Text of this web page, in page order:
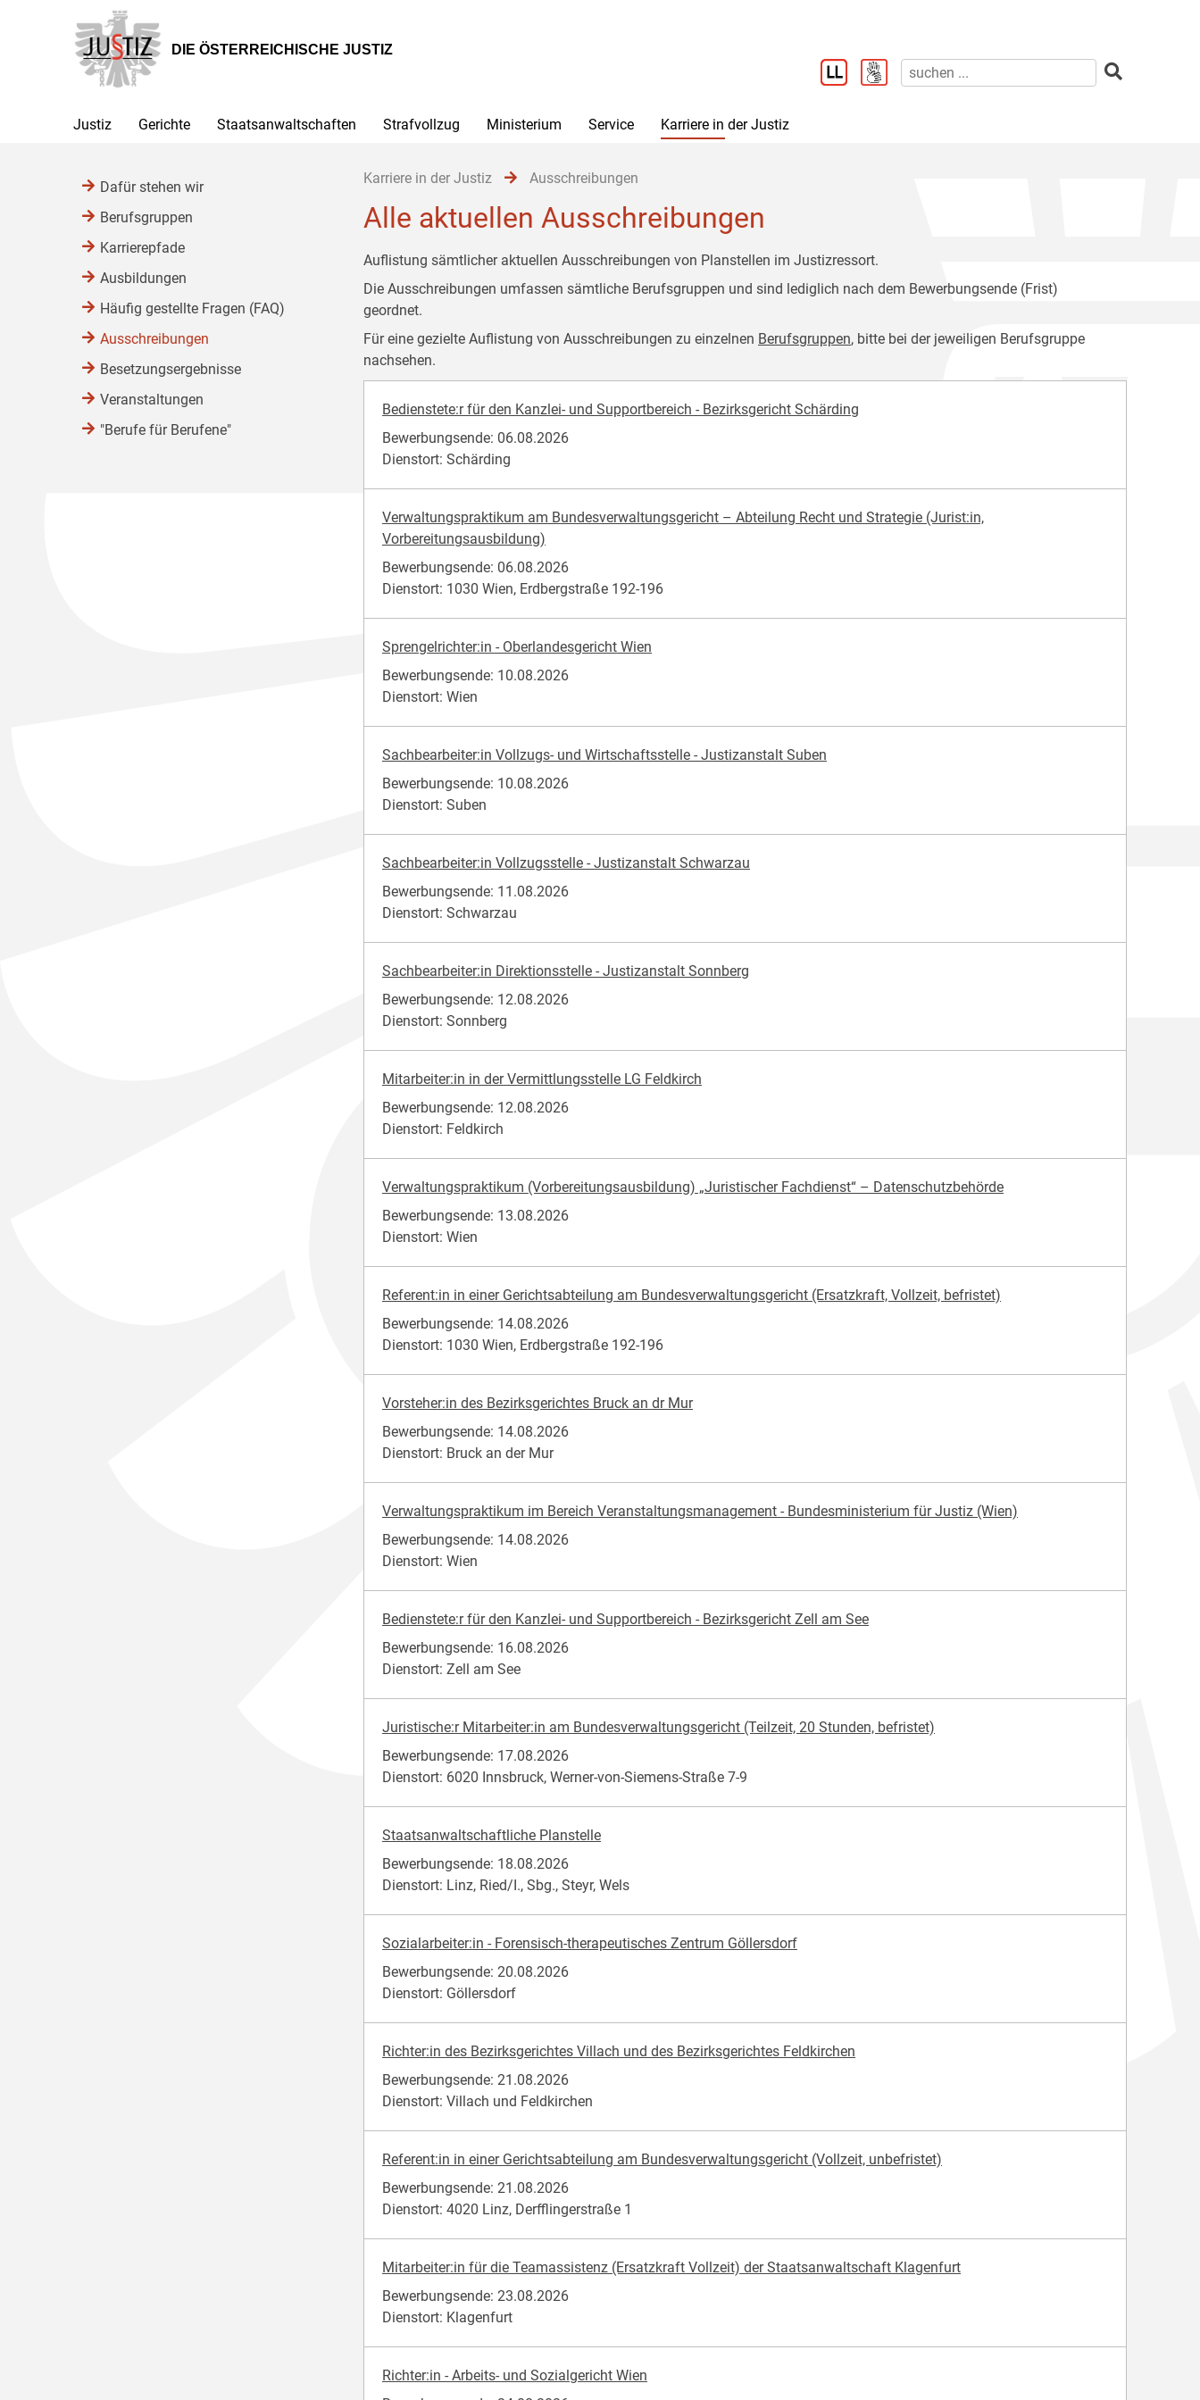
Hauptnavigation
[1]
Inhalt
[2]
Untermenü
[3]
DIE ÖSTERREICHISCHE JUSTIZ
Justiz Gerichte Staatsanwaltschaften Strafvollzug Ministerium Service Karriere in der Justiz
Karriere in der Justiz Ausschreibungen
Alle aktuellen Ausschreibungen
Auflistung sämtlicher aktuellen Ausschreibungen von Planstellen im Justizressort.
Die Ausschreibungen umfassen sämtliche Berufsgruppen und sind lediglich nach dem Bewerbungsende (Frist)
geordnet.
Für eine gezielte Auflistung von Ausschreibungen zu einzelnen Berufsgruppen, bitte bei der jeweiligen Berufsgruppe
nachsehen.
Bedienstete:r für den Kanzlei- und Supportbereich - Bezirksgericht Schärding
Bewerbungsende: 06.08.2026
Dienstort: Schärding
Verwaltungspraktikum am Bundesverwaltungsgericht – Abteilung Recht und Strategie (Jurist:in,
Vorbereitungsausbildung)
Bewerbungsende: 06.08.2026
Dienstort: 1030 Wien, Erdbergstraße 192-196
Sprengelrichter:in - Oberlandesgericht Wien
Bewerbungsende: 10.08.2026
Dienstort: Wien
Sachbearbeiter:in Vollzugs- und Wirtschaftsstelle - Justizanstalt Suben
Bewerbungsende: 10.08.2026
Dienstort: Suben
Sachbearbeiter:in Vollzugsstelle - Justizanstalt Schwarzau
Bewerbungsende: 11.08.2026
Dienstort: Schwarzau
Sachbearbeiter:in Direktionsstelle - Justizanstalt Sonnberg
Bewerbungsende: 12.08.2026
Dienstort: Sonnberg
Mitarbeiter:in in der Vermittlungsstelle LG Feldkirch
Bewerbungsende: 12.08.2026
Dienstort: Feldkirch
Verwaltungspraktikum (Vorbereitungsausbildung) „Juristischer Fachdienst“ – Datenschutzbehörde
Bewerbungsende: 13.08.2026
Dienstort: Wien
Referent:in in einer Gerichtsabteilung am Bundesverwaltungsgericht (Ersatzkraft, Vollzeit, befristet)
Bewerbungsende: 14.08.2026
Dienstort: 1030 Wien, Erdbergstraße 192-196
Vorsteher:in des Bezirksgerichtes Bruck an dr Mur
Bewerbungsende: 14.08.2026
Dienstort: Bruck an der Mur
Verwaltungspraktikum im Bereich Veranstaltungsmanagement - Bundesministerium für Justiz (Wien)
Bewerbungsende: 14.08.2026
Dienstort: Wien
Bedienstete:r für den Kanzlei- und Supportbereich - Bezirksgericht Zell am See
Bewerbungsende: 16.08.2026
Dienstort: Zell am See
Juristische:r Mitarbeiter:in am Bundesverwaltungsgericht (Teilzeit, 20 Stunden, befristet)
Bewerbungsende: 17.08.2026
Dienstort: 6020 Innsbruck, Werner-von-Siemens-Straße 7-9
Staatsanwaltschaftliche Planstelle
Bewerbungsende: 18.08.2026
Dienstort: Linz, Ried/I., Sbg., Steyr, Wels
Sozialarbeiter:in - Forensisch-therapeutisches Zentrum Göllersdorf
Bewerbungsende: 20.08.2026
Dienstort: Göllersdorf
Richter:in des Bezirksgerichtes Villach und des Bezirksgerichtes Feldkirchen
Bewerbungsende: 21.08.2026
Dienstort: Villach und Feldkirchen
Referent:in in einer Gerichtsabteilung am Bundesverwaltungsgericht (Vollzeit, unbefristet)
Bewerbungsende: 21.08.2026
Dienstort: 4020 Linz, Derfflingerstraße 1
Mitarbeiter:in für die Teamassistenz (Ersatzkraft Vollzeit) der Staatsanwaltschaft Klagenfurt
Bewerbungsende: 23.08.2026
Dienstort: Klagenfurt
Richter:in - Arbeits- und Sozialgericht Wien
Dafür stehen wir
Berufsgruppen
Karrierepfade
Ausbildungen
Häufig gestellte Fragen (FAQ)
Ausschreibungen
Besetzungsergebnisse
Veranstaltungen
"Berufe für Berufene"